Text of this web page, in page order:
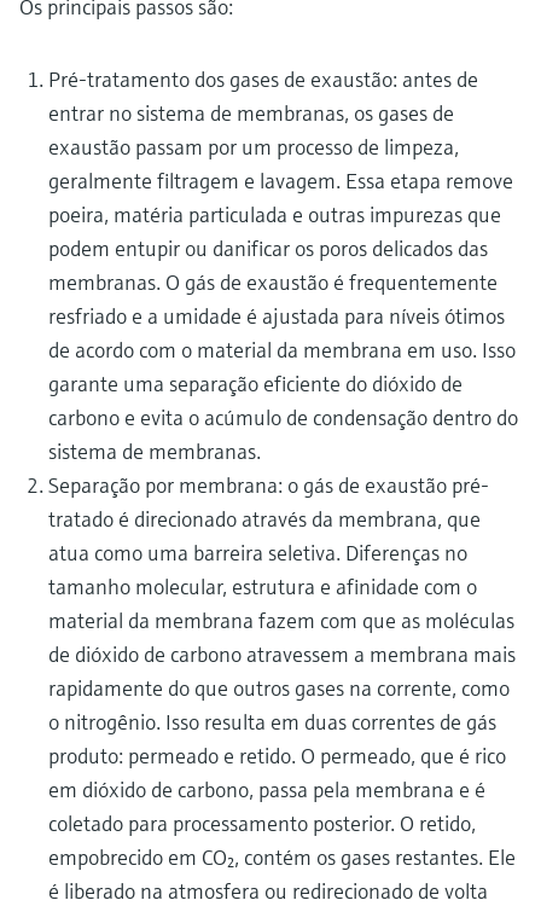
Os principais passos são:
Pré-tratamento dos gases de exaustão: antes de
entrar no sistema de membranas, os gases de
exaustão passam por um processo de limpeza,
geralmente filtragem e lavagem. Essa etapa remove
poeira, matéria particulada e outras impurezas que
podem entupir ou danificar os poros delicados das
membranas. O gás de exaustão é frequentemente
resfriado e a umidade é ajustada para níveis ótimos
de acordo com o material da membrana em uso. Isso
garante uma separação eficiente do dióxido de
carbono e evita o acúmulo de condensação dentro do
sistema de membranas.
Separação por membrana: o gás de exaustão pré-
tratado é direcionado através da membrana, que
atua como uma barreira seletiva. Diferenças no
tamanho molecular, estrutura e afinidade com o
material da membrana fazem com que as moléculas
de dióxido de carbono atravessem a membrana mais
rapidamente do que outros gases na corrente, como
o nitrogênio. Isso resulta em duas correntes de gás
produto: permeado e retido. O permeado, que é rico
em dióxido de carbono, passa pela membrana e é
coletado para processamento posterior. O retido,
empobrecido em CO₂, contém os gases restantes. Ele
é liberado na atmosfera ou redirecionado de volta